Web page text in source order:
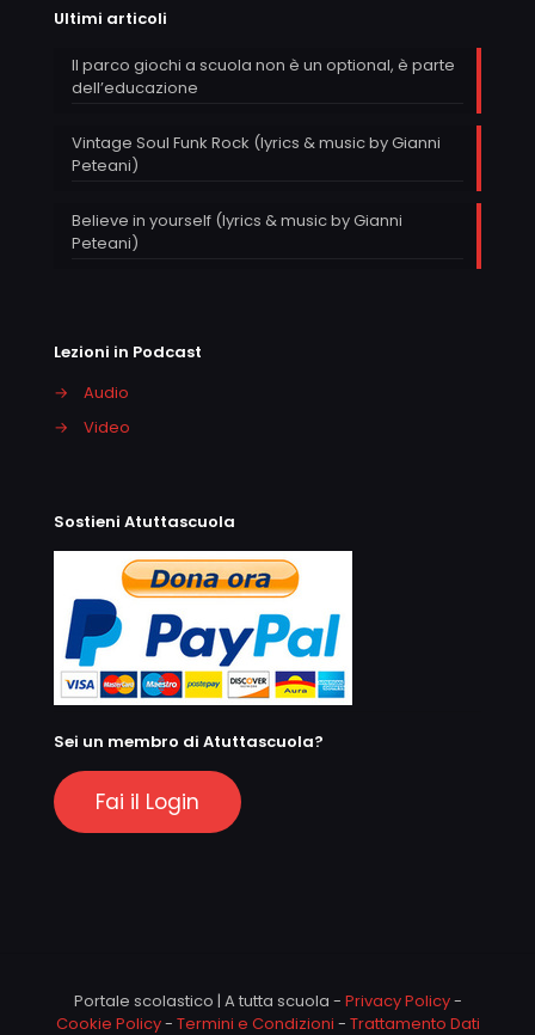
Ultimi articoli
Il parco giochi a scuola non è un optional, è parte
dell’educazione
Vintage Soul Funk Rock (lyrics & music by Gianni
Peteani)
Believe in yourself (lyrics & music by Gianni
Peteani)
Lezioni in Podcast
→
Audio
→
Video
Sostieni Atuttascuola
Sei un membro di Atuttascuola?
Fai il Login
Portale scolastico | A tutta scuola - Privacy Policy-
Cookie Policy- Termini e Condizioni - Trattamento Dati